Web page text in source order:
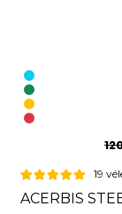
19
ACERBIS